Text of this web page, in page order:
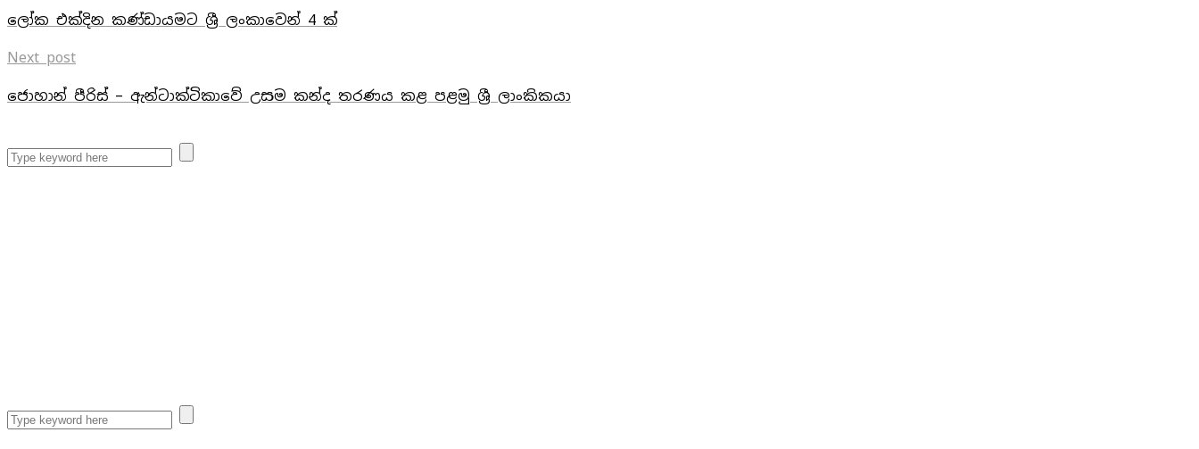
ලෝක එක්දින කණ්ඩායමට ශ්‍රී ලංකාවෙන් 4 ක්
Next post
ජොහාන් පීරිස් – ඇන්ටාක්ටිකාවේ උසම කන්ද තරණය කළ පළමු ශ්‍රී ලාංකිකයා